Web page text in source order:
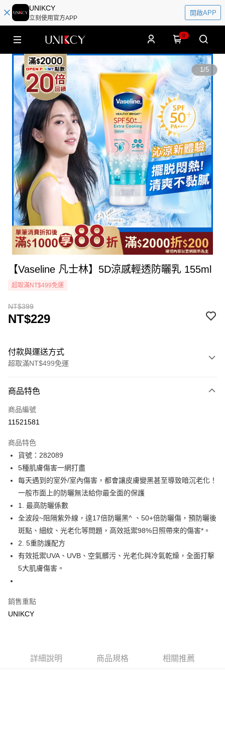
UNIKCY
立刻使用官方APP
開啟APP
0
1/5
【Vaseline 凡士林】5D涼感輕透防曬乳 155ml
超取滿NT$499免運
NT$399
NT$229
付款與運送方式
超取滿NT$499免運
icash Pay
信用卡一次付款
LINE Pay
Apple Pay
街口支付
悠遊付
Google Pay
運送方式
7-11取貨付款［需3-5個工作天不含預購商品］
每筆NT$70，滿NT$499(含以上)免運費
付款後7-11取貨［需3-5個工作天不含預購商品］
每筆NT$70，滿NT$499(含以上)免運費
商品特色
商品編號
11521581
商品特色
貨號：282089
5種肌膚傷害一網打盡
每天遇到的室外/室內傷害，都會讓皮膚變黑甚至導致暗沉老化！
一般市面上的防曬無法給你最全面的保護
1. 最高防曬係數
全波段~阻隔紫外線，達17倍防曬黑^ 、50+倍防曬傷，預防曬後
斑點、細紋、光老化等問題，高效抵禦98%日照帶來的傷害*。
2. 5重防護配方
有效抵禦UVA、UVB、空氣髒污、光老化與冷氣乾燥，全面打擊
5大肌膚傷害。
銷售重點
UNIKCY
詳細說明 商品規格 相關推薦